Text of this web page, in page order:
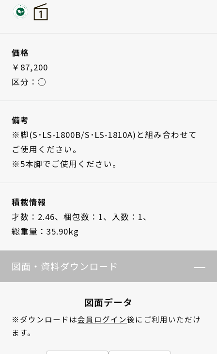
価格
￥87,200
区分：◯
備考
※脚(S･LS-1800B/S･LS-1810A)と組み合わせて
ご使用ください。
※5本脚でご使用ください。
積載情報
才数：2.46、 梱包数：1、
入数：1、
総重量：35.90kg
図面・資料ダウンロード
図面データ
※ダウンロードは会員ログイン後にご利用いただけ
ます。